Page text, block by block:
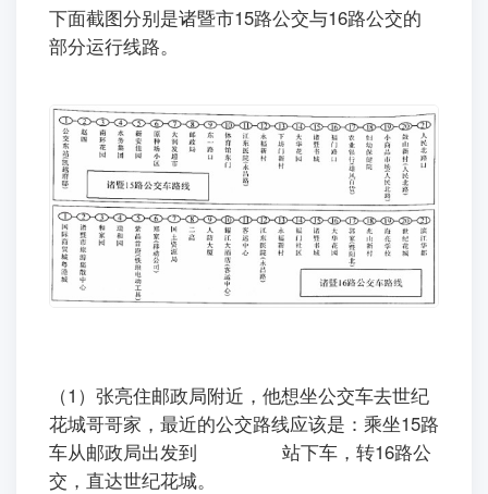
下面截图分别是诸暨市15路公交与16路公交的
部分运行线路。
（1）张亮住邮政局附近，他想坐公交车去世纪
花城哥哥家，最近的公交路线应该是：乘坐15路
车从邮政局出发到
站下车，转16路公
交，直达世纪花城。